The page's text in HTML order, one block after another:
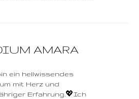
AMARA
ein hellwissendes
mit Herz und
Erfahrung.💖Ich